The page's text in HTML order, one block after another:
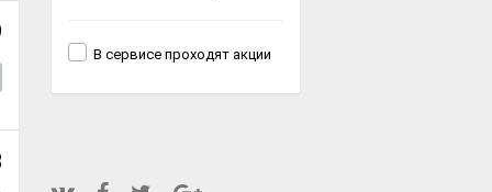
В сервисе проходят акции